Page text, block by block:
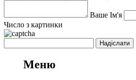
Ваше Ім'я
Число з картинки
Меню